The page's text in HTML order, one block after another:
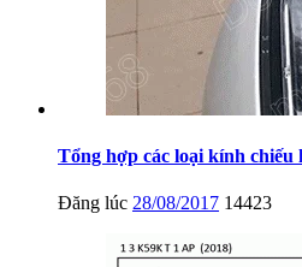
Tổng hợp các loại kính chiếu
Đăng lúc 28/08/2017 14423